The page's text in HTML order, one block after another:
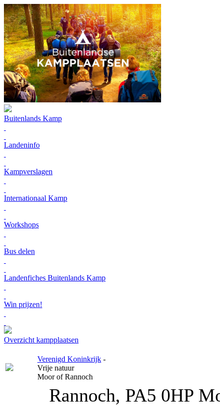
Buitenlands Kamp
Landeninfo
Kampverslagen
Internationaal Kamp
Workshops
Bus delen
Landenfiches Buitenlands Kamp
Win prijzen!
Overzicht kampplaatsen
Verenigd Koninkrijk -
Vrije natuur
Moor of Rannoch
Rannoch, PA5 0HP